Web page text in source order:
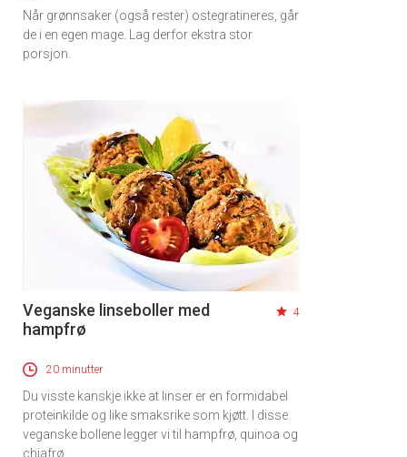
Når grønnsaker (også rester) ostegratineres, går
de i en egen mage. Lag derfor ekstra stor
porsjon.
Veganske linseboller med
hampfrø
4
20 minutter
Du visste kanskje ikke at linser er en formidabel
proteinkilde og like smaksrike som kjøtt. I disse
veganske bollene legger vi til hampfrø, quinoa og
chiafrø.